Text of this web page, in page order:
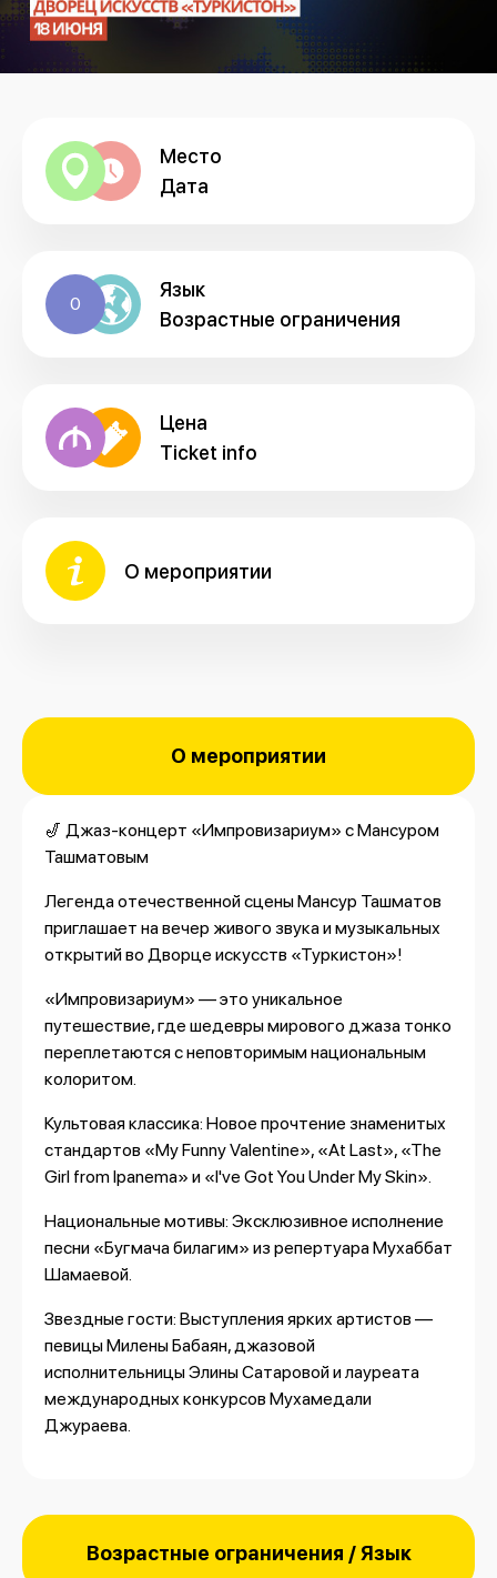
Место
Дата
0
Язык
Возрастные ограничения
Цена
Ticket info
О мероприятии
О мероприятии
🎷 Джаз-концерт «Импровизариум» с Мансуром
Ташматовым
Легенда отечественной сцены Мансур Ташматов
приглашает на вечер живого звука и музыкальных
открытий во Дворце искусств «Туркистон»!
«Импровизариум» — это уникальное
путешествие, где шедевры мирового джаза тонко
переплетаются с неповторимым национальным
колоритом.
Культовая классика: Новое прочтение знаменитых
стандартов «My Funny Valentine», «At Last», «The
Girl from Ipanema» и «I've Got You Under My Skin».
Национальные мотивы: Эксклюзивное исполнение
песни «Бугмача билагим» из репертуара Мухаббат
Шамаевой.
Звездные гости: Выступления ярких артистов —
певицы Милены Бабаян, джазовой
исполнительницы Элины Сатаровой и лауреата
международных конкурсов Мухамедали
Джураева.
Возрастные ограничения / Язык